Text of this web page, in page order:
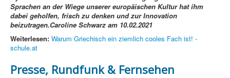
Sprachen an der Wiege unserer europäischen Kultur hat ihm
dabei geholfen, frisch zu denken und zur Innovation
beizutragen.Caroline Schwarz am 10.02.2021
Weiterlesen: Warum Griechisch ein ziemlich cooles Fach ist! -
schule.at
Presse, Rundfunk & Fernsehen